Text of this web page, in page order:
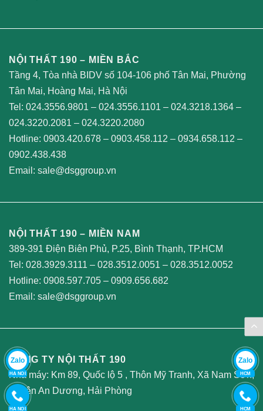
NỘI THẤT 190 – MIỀN BẮC
Tầng 4, Tòa nhà BIDV số 104-106 phố Tân Mai, Phường
Tân Mai, Hoàng Mai, Hà Nội
Tel: 024.3556.9801 – 024.3556.1101 – 024.3218.1364 –
024.3220.2081 – 024.3220.2080
Hotline: 0903.420.678 – 0903.458.112 – 0934.658.112 –
0902.438.438
Email: sale@dsggroup.vn
NỘI THẤT 190 – MIỀN NAM
389-391 Điện Biên Phủ, P.25, Bình Thạnh, TP.HCM
Tel: 028.3929.3111 – 028.3512.0051 – 028.3512.0052
Hotline: 0908.597.705 – 0909.656.682
Email: sale@dsggroup.vn
CÔNG TY NỘI THẤT 190
Nhà máy: Km 89, Quốc lộ 5 , Thôn Mỹ Tranh, Xã Nam Sơn,
Huyện An Dương, Hải Phòng
Zalo
HA NOI
HA NOI
Zalo
HCM
HCM